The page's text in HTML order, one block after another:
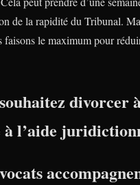
de la rapidité du Tribunal.
faisons le maximum pour
divorcer
à l’aide